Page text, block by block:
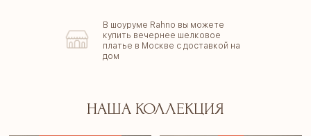
В шоуруме Rahno вы можете
купить вечернее шелковое
платье в Москве с доставкой на
дом
НАША КОЛЛЕКЦИЯ